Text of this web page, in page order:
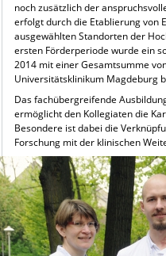
noch zusätzlich der
erfolgt durch die Etablierung von
ausgewählten Standorten der
ersten Förderperiode wurde ein
2014 mit einer Gesamtsumme
Universitätsklinikum Magdeburg
Das fachübergreifende
ermöglicht den Kollegiaten die
Besondere ist dabei die
Forschung mit der klinischen